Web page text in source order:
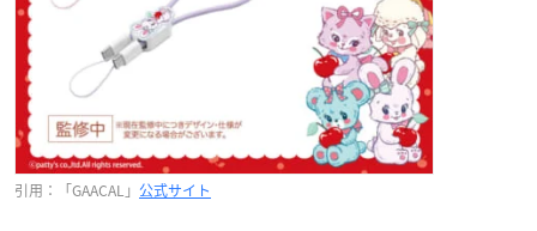
引用：「GAACAL」 公式サイト